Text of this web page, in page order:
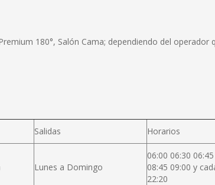
180°, Salón Cama; dependiendo del operador
Salidas Horarios
Lunes a Domingo
06:00 06:30
08:45 09:00 y
22:20